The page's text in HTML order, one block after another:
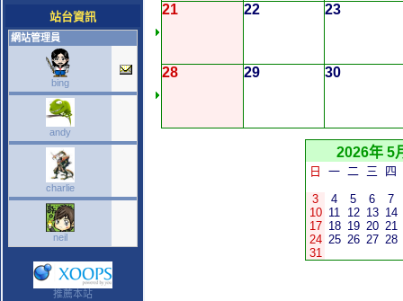
站台資訊
網站管理員
bing
andy
charlie
neil
推薦本站
21 22 23
28 29 30
2026年 5
日 一 二 三 四
3 4 5 6
7
10 11 12 13 14
17 18 19 20 21
24 25 26 27 28
31